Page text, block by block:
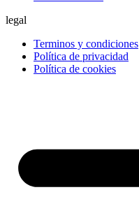
legal
Terminos y condiciones
Política de privacidad
Política de cookies